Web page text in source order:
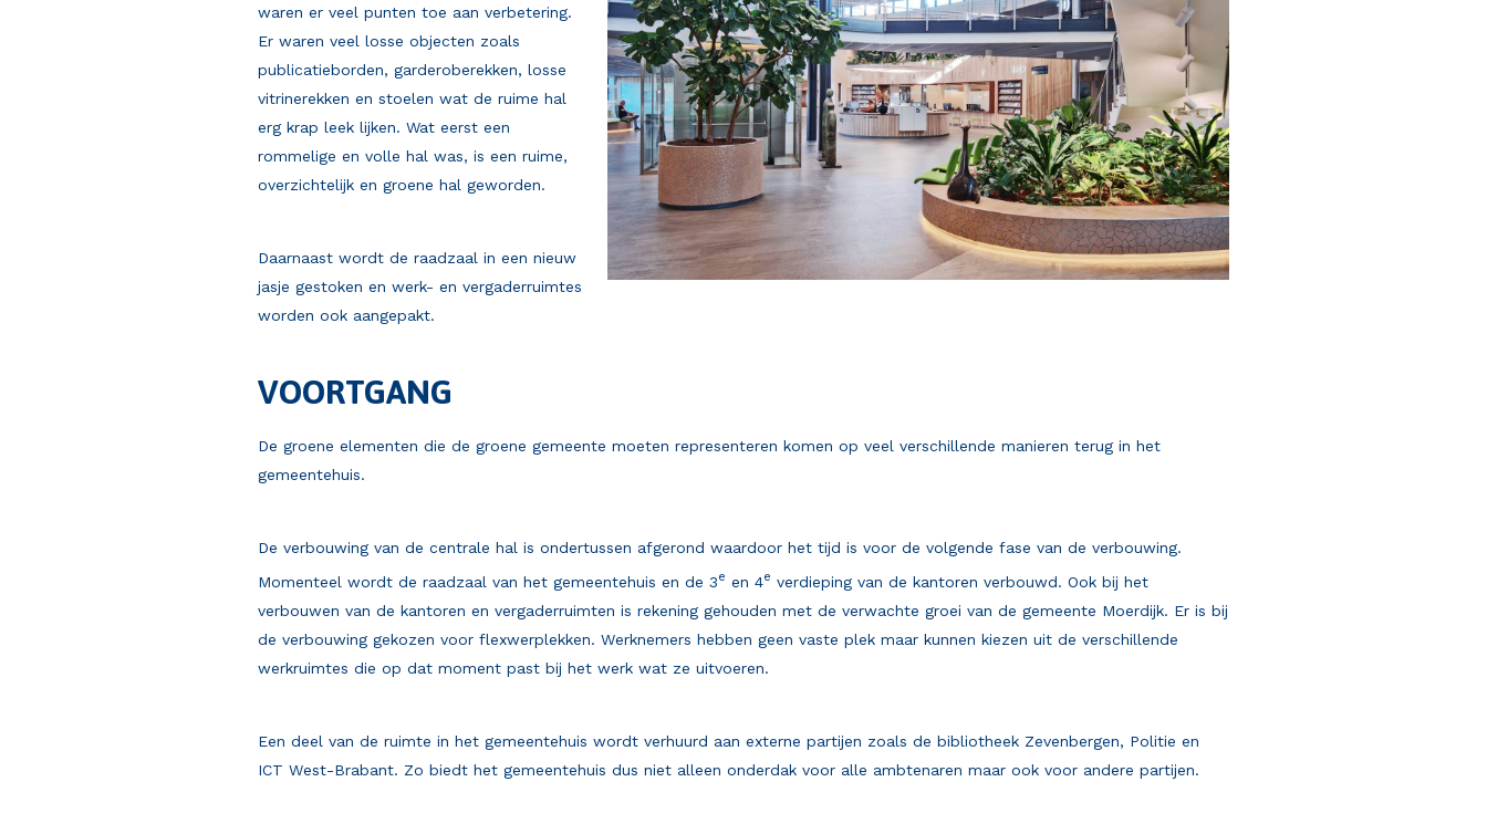
waren er veel punten toe aan verbetering.
Er waren veel losse objecten zoals
publicatieborden, garderoberekken, losse
vitrinerekken en stoelen wat de ruime hal
erg krap leek lijken. Wat eerst een
rommelige en volle hal was, is een ruime,
overzichtelijk en groene hal geworden.
Daarnaast wordt de raadzaal in een nieuw
jasje gestoken en werk- en vergaderruimtes
worden ook aangepakt.
VOORTGANG
De groene elementen die de groene gemeente moeten representeren komen op veel verschillende manieren terug in het
gemeentehuis.
De verbouwing van de centrale hal is ondertussen afgerond waardoor het tijd is voor de volgende fase van de verbouwing.
Momenteel wordt de raadzaal van het gemeentehuis en de 3e en 4e verdieping van de kantoren verbouwd. Ook bij het
verbouwen van de kantoren en vergaderruimten is rekening gehouden met de verwachte groei van de gemeente Moerdijk. Er is bij
de verbouwing gekozen voor flexwerplekken. Werknemers hebben geen vaste plek maar kunnen kiezen uit de verschillende
werkruimtes die op dat moment past bij het werk wat ze uitvoeren.
Een deel van de ruimte in het gemeentehuis wordt verhuurd aan externe partijen zoals de bibliotheek Zevenbergen, Politie en
ICT West-Brabant. Zo biedt het gemeentehuis dus niet alleen onderdak voor alle ambtenaren maar ook voor andere partijen.